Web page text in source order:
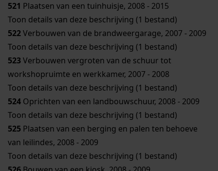
521 Plaatsen van een tuinhuisje, 2008 - 2015
Toon details van deze beschrijving (1 bestand)
522Verbouwen van de brandweergarage, 2007 - 2009
Toon details van deze beschrijving (1 bestand)
523Verbouwen vergroten van de schuur tot
workshopruimte en werkkamer, 2007 - 2008
Toon details van deze beschrijving (1 bestand)
524 Oprichten van een landbouwschuur, 2008 - 2009
Toon details van deze beschrijving (1 bestand)
525 Plaatsen van een berging en palen ten behoeve
van leilindes, 2008 - 2009
Toon details van deze beschrijving (1 bestand)